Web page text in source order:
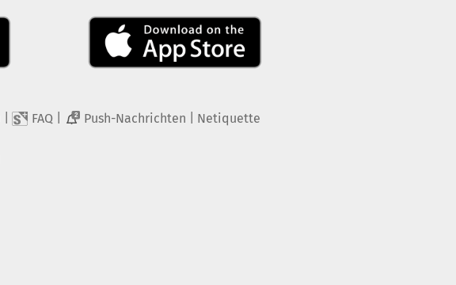
FAQ 2 Push-Nachrichten Netiquette